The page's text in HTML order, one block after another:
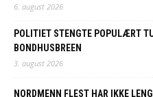
6. august 2026
POLITIET STENGTE POPULÆRT
BONDHUSBREEN
3. august 2026
NORDMENN FLEST HAR IKKE